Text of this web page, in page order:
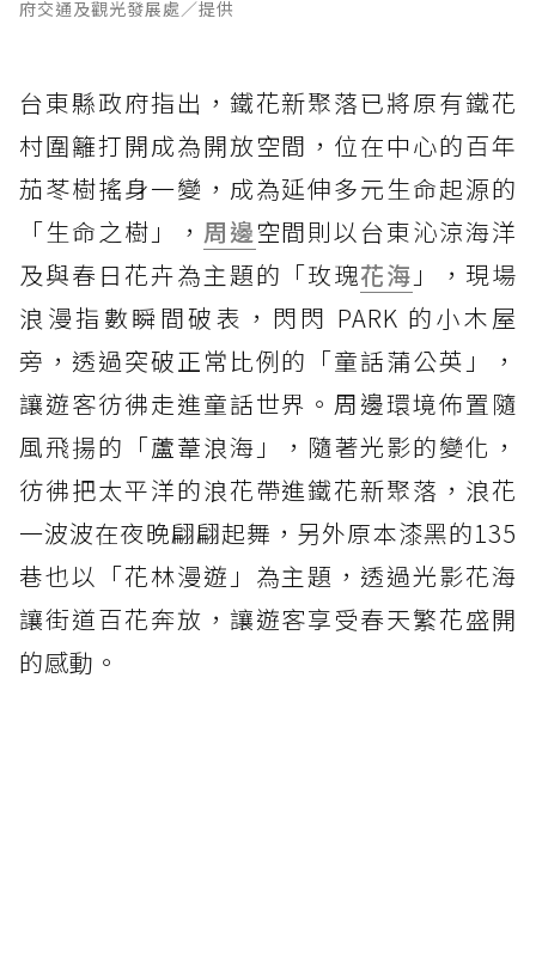
府交通及觀光發展處／提供
台東縣政府指出，鐵花新聚落已將原有鐵花
村圍籬打開成為開放空間，位在中心的百年
茄苳樹搖身一變，成為延伸多元生命起源的
「生命之樹」， 周邊空間則以台東沁涼海洋
及與春日花卉為主題的「玫瑰花海 」，現場
浪漫指數瞬間破表，閃閃 PARK 的小木屋
旁，透過突破正常比例的「童話蒲公英」，
讓遊客彷彿走進童話世界。周邊環境佈置隨
風飛揚的「蘆葦浪海」，隨著光影的變化，
彷彿把太平洋的浪花帶進鐵花新聚落，浪花
一波波在夜晚翩翩起舞，另外原本漆黑的135
巷也以「花林漫遊」為主題，透過光影花海
讓街道百花奔放，讓遊客享受春天繁花盛開
的感動。